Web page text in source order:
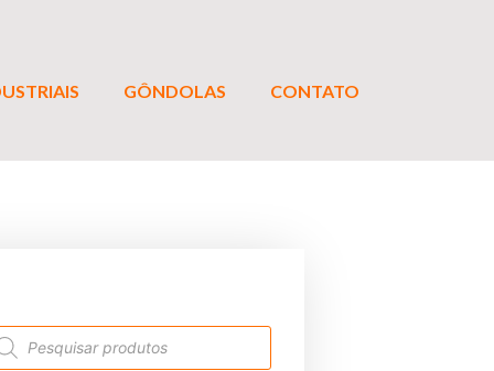
GÔNDOLAS CONTATO